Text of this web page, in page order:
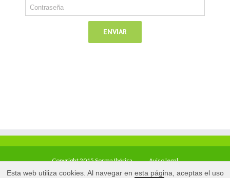
Copyright 2015 Sorma Ibérica Aviso legal
Esta web utiliza cookies. Al navegar en esta página, aceptas el uso